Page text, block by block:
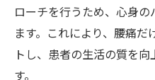
ローチを行うため、心身
ます。これにより、腰痛
トし、患者の生活の質を
す。